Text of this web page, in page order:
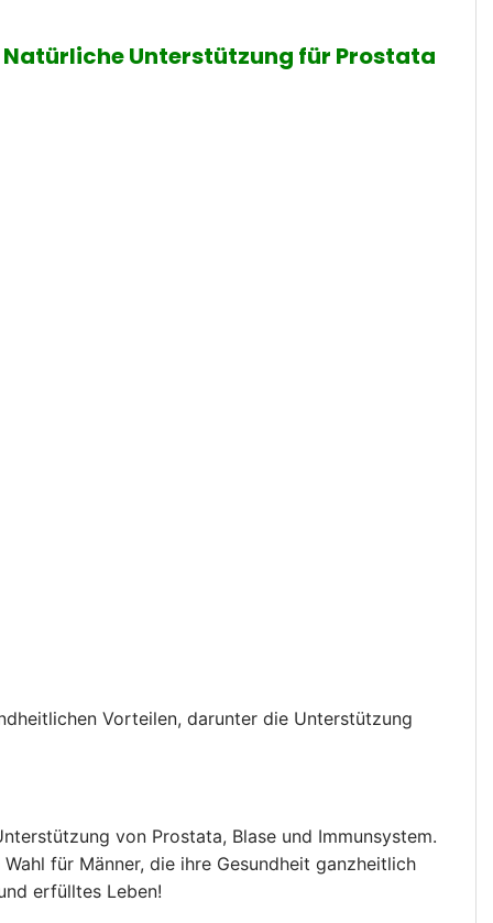
Natürliche Unterstützung für Prostata
Vorteilen, darunter die Unterstützung
von Prostata, Blase und Immunsystem.
für Männer, die ihre Gesundheit ganzheitlich
erfülltes Leben!